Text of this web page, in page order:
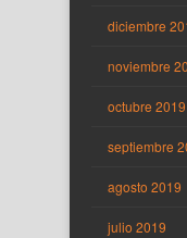
diciembre
noviembre
octubre 2019
septiembre
agosto 2019
julio 2019